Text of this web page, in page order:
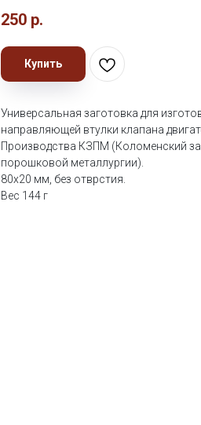
250 р.
Купить
Универсальная заготовка для
направляющей втулки клапана
Производства КЗПМ (Коломенский
порошковой металлургии).
80х20 мм, без отврстия.
Вес 144 г